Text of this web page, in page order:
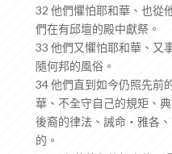
32 他們懼怕耶和華、也從
們在有邱壇的殿中獻祭。
33 他們又懼怕耶和華、又
隨何邦的風俗。
34 他們直到如今仍照先前
華、不全守自己的規矩、
後裔的律法、誡命‧雅各
的。